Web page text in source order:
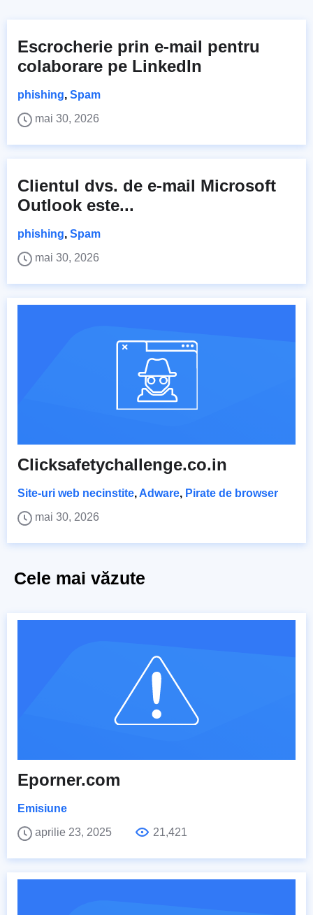
Escrocherie prin e-mail pentru
colaborare pe LinkedIn
phishing, Spam
mai 30, 2026
Clientul dvs. de e-mail Microsoft
Outlook este...
phishing, Spam
mai 30, 2026
Clicksafetychallenge.co.in
Site-uri web necinstite, Adware, Pirate de browser
mai 30, 2026
Cele mai văzute
Eporner.com
Emisiune
aprilie 23, 2025
21,421